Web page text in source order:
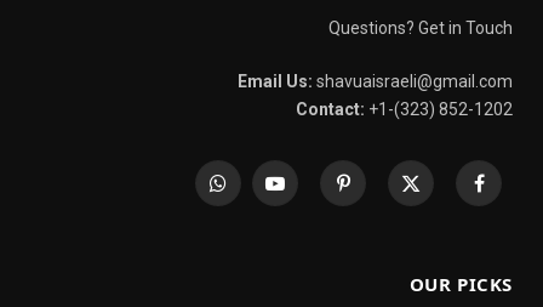
Questions? Get in Touch
Email Us: shavuaisraeli@gmail.com
Contact: +1-(323) 852-1202
Facebook
X
Pinterest
YouTube
WhatsApp
OUR PICKS